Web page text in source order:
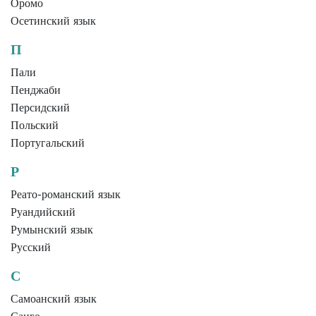
Оромо
Осетинский язык
П
Пали
Пенджаби
Персидский
Польский
Португальский
Р
Реато-романский язык
Руандийский
Румынский язык
Русский
С
Самоанский язык